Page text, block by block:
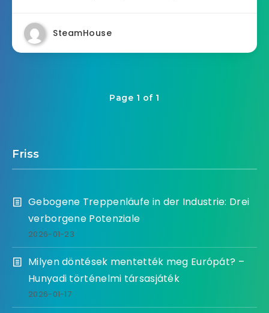
SteamHouse
Page 1 of 1
Friss
Gebogene Treppenläufe in der Industrie: Drei
verborgene Potenziale
2026-01-23
Milyen döntések mentették meg Európát? –
Hunyadi történelmi társasjáték
2026-01-17